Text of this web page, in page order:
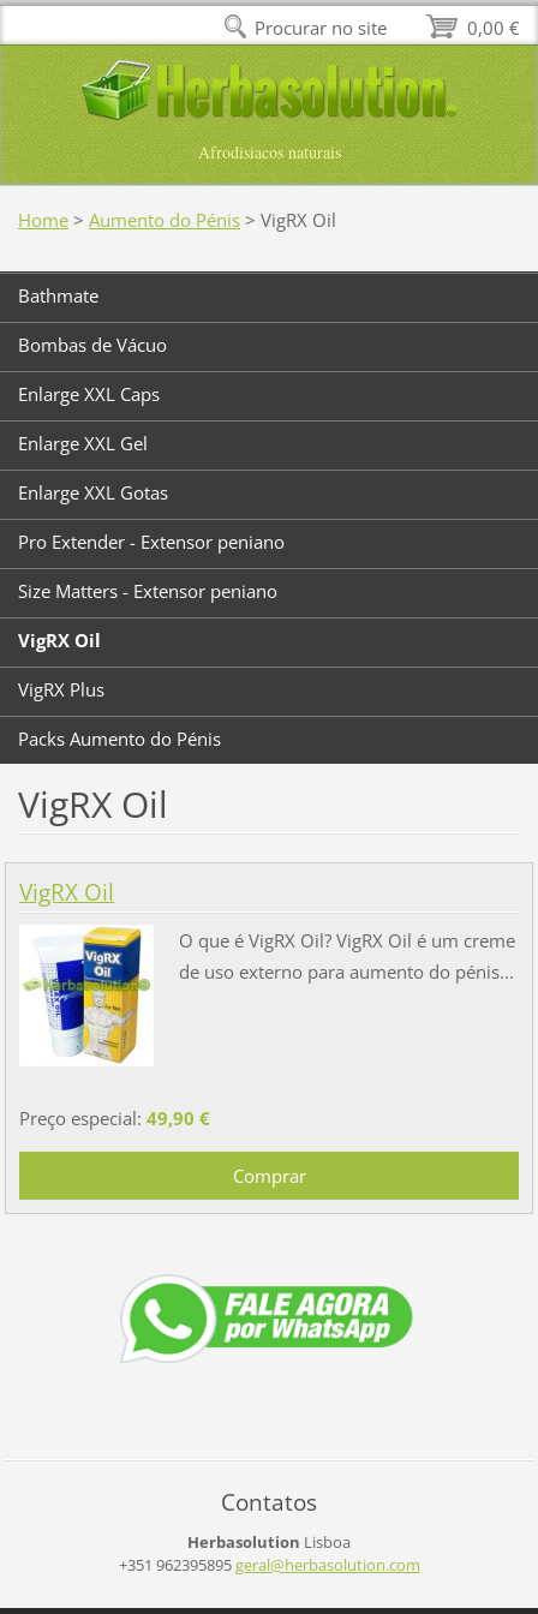
Afrodisiacos naturais
Home > Aumento do Pénis > VigRX Oil
Bathmate
Bombas de Vácuo
Enlarge XXL Caps
Enlarge XXL Gel
Enlarge XXL Gotas
Pro Extender - Extensor peniano
Size Matters - Extensor peniano
VigRX Oil
VigRX Plus
Packs Aumento do Pénis
VigRX Oil
VigRX Oil
O que é VigRX Oil? VigRX Oil é um creme
de uso externo para aumento do pénis...
Preço especial: 49,90 €
Contatos
Herbasolution Lisboa
+351 962395895geral@herbasolution.com
0,00 €
Procurar no site